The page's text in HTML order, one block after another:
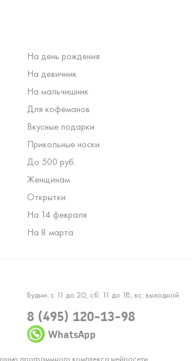
На день рождения
На девичник
На мальчишник
Для кофеманов
Вкусные подарки
Прикольные носки
До 500 руб.
Женщинам
Открытки
На 14 февраля
На 8 марта
Будни: с 11 до 20, сб: 11 до 18, вс: выходной
8 (495) 120-13-98
WhatsApp
программного комплекса нейросети